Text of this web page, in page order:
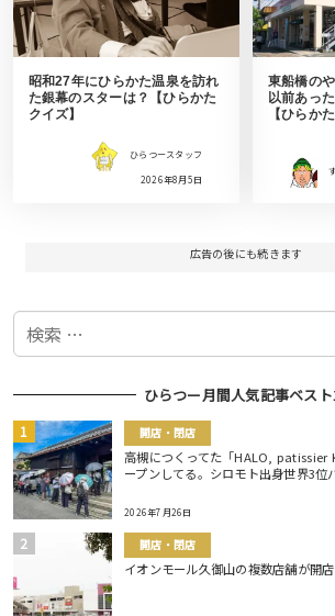
昭和27年にひらかた温泉を訪れ
た銀幕のスターは？【ひらかた
クイズ】
ひらつースタッフ
2026年8月5日
東船橋の
以前あっ
【ひらか
広告の後にも続きます
検
ひらつー月間人気記事ベス
開店・閉店
高槻につくってた「HALO, patissier
ープンしてる。シロモト出身世界3位
2026年7月26日
開店・閉店
イオンモール久御山の複数店舗が開